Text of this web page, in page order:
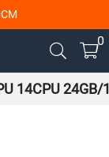
0
14CPU 24GB/